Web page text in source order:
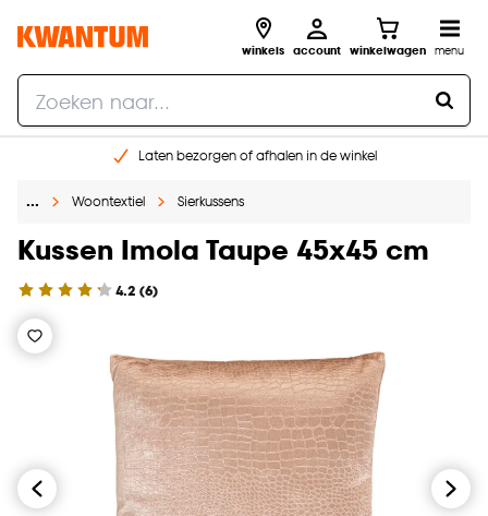
winkels account winkelwagen menu
Laten bezorgen of afhalen in de winkel
Gratis raam advies en inmeten aan huis
… Woontextiel Sierkussens
Kussen Imola Taupe 45x45 cm
4.2 (6)